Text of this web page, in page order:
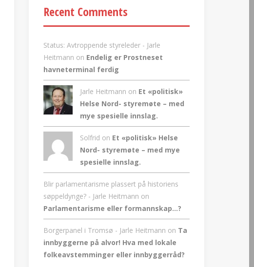
Recent Comments
Status: Avtroppende styreleder - Jarle
Heitmann on Endelig er Prostneset
havneterminal ferdig
Jarle Heitmann on Et «politisk»
Helse Nord- styremøte – med
mye spesielle innslag.
Solfrid on Et «politisk» Helse
Nord- styremøte – med mye
spesielle innslag.
Blir parlamentarisme plassert på historiens
søppeldynge? - Jarle Heitmann on
Parlamentarisme eller formannskap…?
Borgerpanel i Tromsø - Jarle Heitmann on Ta
innbyggerne på alvor! Hva med lokale
folkeavstemminger eller innbyggerråd?